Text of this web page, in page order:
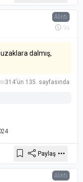
Alıntı
9a
dalmış,
314'ün 135. sayfasında
Paylaş
Alıntı